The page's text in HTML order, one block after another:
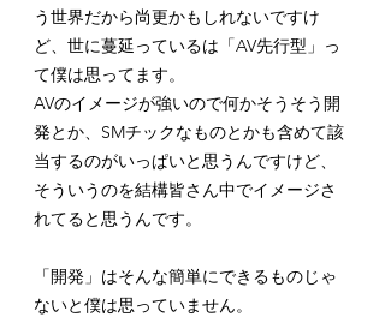
う世界だから尚更かもしれないですけ
ど、世に蔓延っているは「AV先行型」っ
て僕は思ってます。
AVのイメージが強いので何かそうそう開
発とか、SMチックなものとかも含めて該
当するのがいっぱいと思うんですけど、
そういうのを結構皆さん中でイメージさ
れてると思うんです。
「開発」はそんな簡単にできるものじゃ
ないと僕は思っていません。